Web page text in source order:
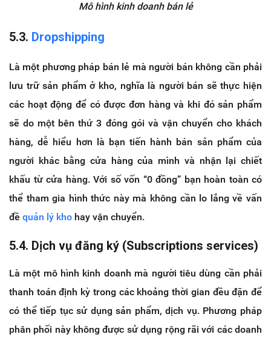
Mô hình kinh doanh bán lẻ
5.3. Dropshipping
Là một phương pháp bán lẻ mà người bán không cần phải
lưu trữ sản phẩm ở kho, nghĩa là người bán sẽ thực hiện
các hoạt động để có được đơn hàng và khi đó sản phẩm
sẽ do một bên thứ 3 đóng gói và vận chuyển cho khách
hàng, dễ hiểu hơn là bạn tiến hành bán sản phẩm của
người khác bằng cửa hàng của mình và nhận lại chiết
khấu từ cửa hàng. Với số vốn “0 đồng” bạn hoàn toàn có
thể tham gia hình thức này mà không cần lo lắng về vấn
đề quản lý kho hay vận chuyển.
5.4. Dịch vụ đăng ký (Subscriptions services)
Là một mô hình kinh doanh mà người tiêu dùng cần phải
thanh toán định kỳ trong các khoảng thời gian đều đặn để
có thể tiếp tục sử dụng sản phẩm, dịch vụ. Phương pháp
phân phối này không được sử dụng rộng rãi với các doanh